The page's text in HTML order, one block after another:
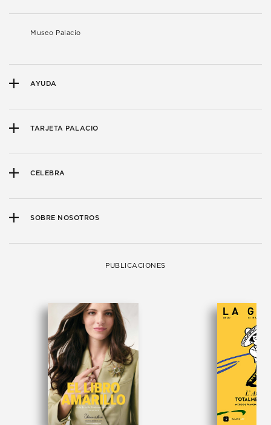
Museo Palacio
AYUDA
TARJETA PALACIO
CELEBRA
SOBRE NOSOTROS
PUBLICACIONES